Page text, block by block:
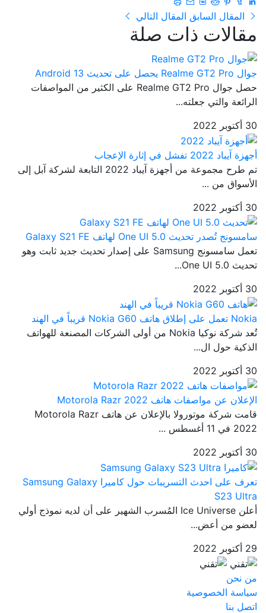
المقال السابق المقال التالي
مقالات ذات صلة
جوال Realme GT2 Pro يحصل على تحديث Android 13
حصل جوال Realme GT2 Pro على الكثير من المواصفات
الرائعة والتي جعلته...
30 أكتوبر 2022
أجهزة آيباد 2022 تفشل في إثارة الإعجاب
تم طرح مجموعة من أجهزة آيباد 2022 التابعة لشركة آبل إلى
الأسواق من ...
30 أكتوبر 2022
سامسونج تُصدر تحديث One UI 5.0 لهاتف Galaxy S21 FE
تعمل سامسونج Samsung على إصدار تحديث جديد ثابت وهو
تحديث One UI 5.0...
30 أكتوبر 2022
Nokia تعمل على إطلاق هاتف Nokia G60 قريباً في الهند
تُعد شركة نوكيا Nokia من أولى الشركات المصنعة للهواتف
الذكية حول ال...
30 أكتوبر 2022
الإعلان عن مواصفات هاتف Motorola Razr 2022
قامت شركة موتورولا بالإعلان عن هاتف Motorola Razr
2022 في 11 أغسطس ...
30 أكتوبر 2022
تعرف على احدث التسريبات حول كاميرا Samsung Galaxy
S23 Ultra
أعلن Ice Universe المُسرب الشهير على أن لديه نموذج أولي
لعضو من أعض...
29 أكتوبر 2022
من نحن
سياسة الخصوصية
اتصل بنا